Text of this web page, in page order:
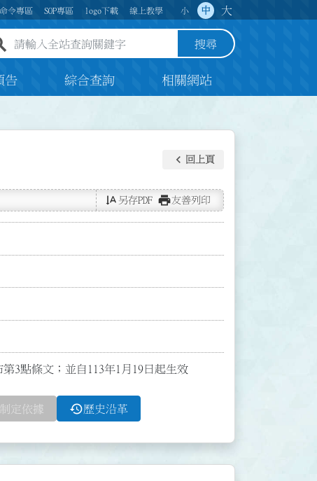
令專區 SOP專區 logo下載 線上教學 小 中 大
全站查詢關鍵字欄位 搜尋
告 綜合查詢 相關網站
keyboard_arrow_left 回上頁
text_rotate_vertical 另存PDF print友善列印
3點條文；並自113年1月19日起生效
制定依據 history歷史沿革